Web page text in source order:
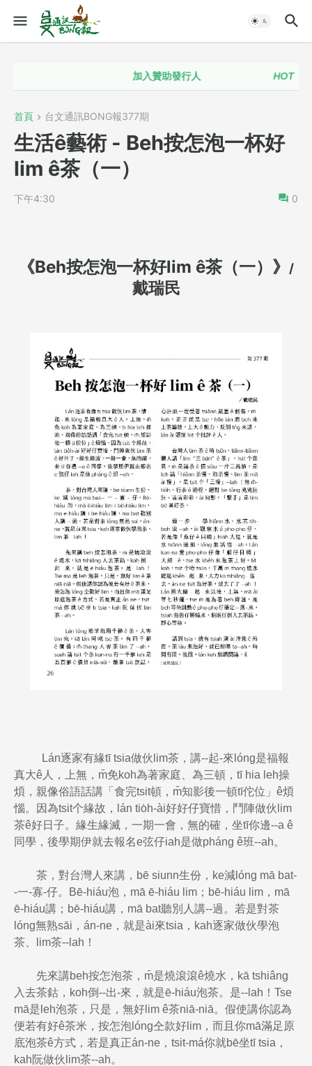
加入贊助發行人 HOT！！
首頁 台文通訊BONG報377期
生活ê藝術 - Beh按怎泡一杯好
lim ê茶（一）
下午4:30 0
《Beh按怎泡一杯好lim ê茶（一） 》 /
戴瑞民
Lán逐家有緣tī tsia做伙lim茶，講--起-來lóng是福報
真大ê人，上無，m̄免koh為著家庭、為三頓，tī hia leh操
煩，親像俗語話講「食完tsit頓，m̄知影後一頓tī佗位」ê煩
惱。因為tsit个緣故，lán tio̍h-ài好好仔寶惜，鬥陣做伙lim
茶ê好日子。緣生緣滅，一期一會，無的確，坐tī你邊--a ê
同學，後學期伊就去報名e弦仔iah是做pháng ê班--ah。
茶，對台灣人來講，bē siunn生份，ke減lóng mā bat-
-一-寡-仔。Bē-hiáu泡，mā ē-hiáu lim；bē-hiáu lim，mā
ē-hiáu講；bē-hiáu講，mā bat聽別人講--過。若是對茶
lóng無熟sāi，án-ne，就是ài來tsia，kah逐家做伙學泡
茶、lim茶--lah！
先來講beh按怎泡茶，m̄是燒滾滾ê燒水，kā tshiâng
入去茶鈷，koh倒--出-來，就是ē-hiáu泡茶。是--lah！Tse
mā是leh泡茶，只是，無好lim ê茶niā-niā。假使講你認為
便若有好ê茶米，按怎泡lóng仝款好lim，而且你mā滿足原
底泡茶ê方式，若是真正án-ne，tsit-má你就bē坐tī tsia，
kah阮做伙lim茶--ah。